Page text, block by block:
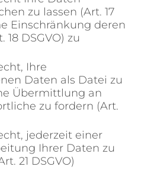
zu lassen (Art. 17
Einschränkung deren
DSGVO) zu
Ihre
Daten als Datei zu
Übermittlung an
zu fordern (Art.
jederzeit einer
Ihrer Daten zu
21 DSGVO)